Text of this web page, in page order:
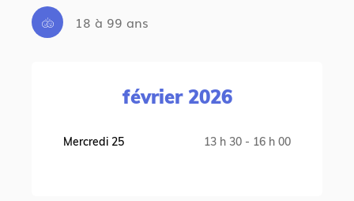
18 à 99 ans
février 2026
Mercredi 25 13 h 30 - 16 h 00